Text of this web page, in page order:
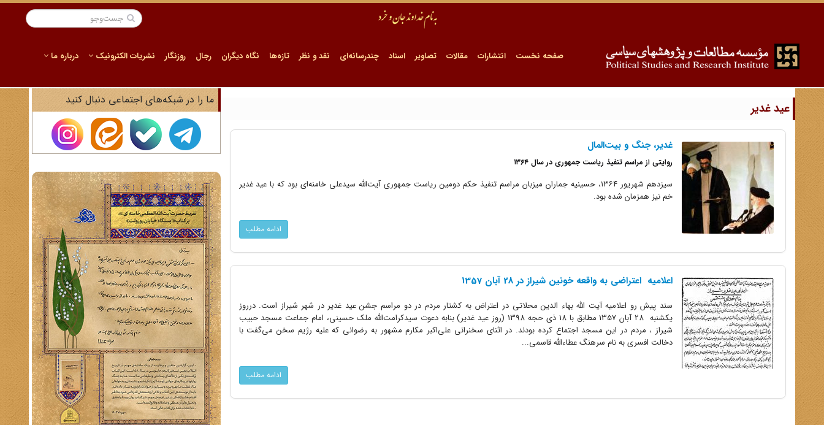
صفحه نخست انتشارات مقالات تصاویر اسناد چندرسانه‌ای نقد و نظر تازه‌ها نگاه دیگران رجال روزنگار نشریات الکترونیک درباره ما
عید غدیر
غدیر، جنگ و بیت‌المال
روایتی از مراسم تنفیذ ریاست جمهوری در سال ۱۳۶۴
سیزدهم شهریور ۱۳۶۴، حسینیه جماران میزبان مراسم تنفیذ حکم دومین ریاست جمهوری آیت‌الله سیدعلی خامنه‌ای بود که با عید غدیر
خم نیز همزمان شده بود.
ادامه مطلب
اعلامیه اعتراضی به واقعه خونین شیراز در 28 آبان 1357
سند پیش رو اعلامیه آیت الله بهاء الدین محلاتی در اعتراض به کشتار مردم در دو مراسم جشن عید غدیر در شهر شیراز است. درروز
یکشنبه 28 آبان 1357 مطابق با 18 ذی حجه 1398 (روز عید غدیر) بنابه دعوت سیدکرامت‌الله ملک‌ حسینی، امام جماعت مسجد حبیب
شیراز ، مردم در این مسجد اجتماع کرده بودند. در اثنای سخنرانی علی‌اکبر مکارم مشهور به رضوانی که علیه رژیم سخن می‌گفت با
دخالت افسری به نام سرهنگ عطاءالله قاسمی...
ادامه مطلب
ما را در شبکه‌های اجتماعی دنبال کنید